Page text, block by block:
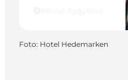
Foto: Hotel Hedemarken